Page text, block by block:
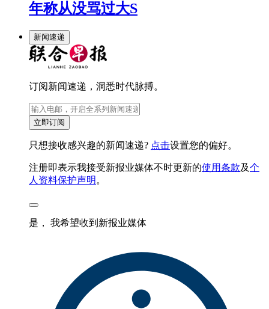
年称从没骂过大S
新闻速递
订阅新闻速递，洞悉时代脉搏。
立即订阅
只想接收感兴趣的新闻速递? 点击设置您的偏好。
注册即表示我接受新报业媒体不时更新的使用条款及个
人资料保护声明 。
是， 我希望收到新报业媒体